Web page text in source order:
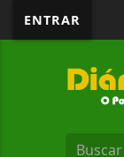
ENTRAR